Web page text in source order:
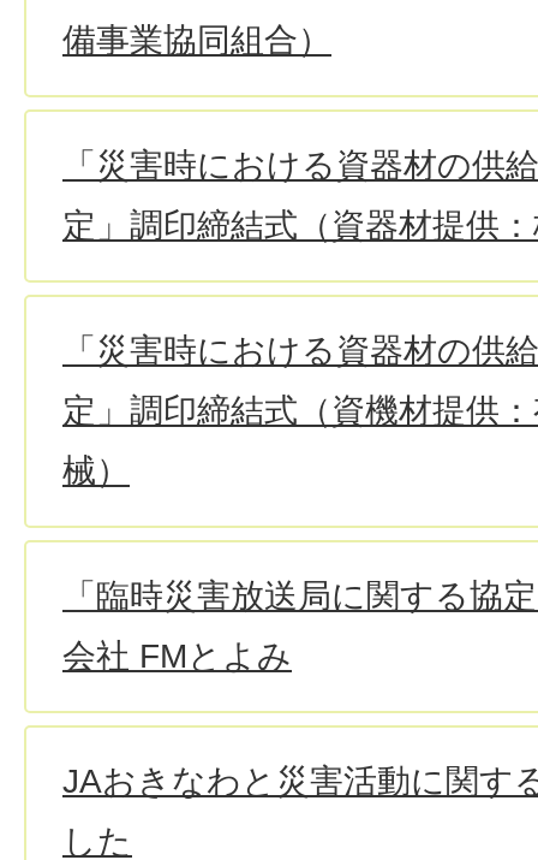
備事業協同組合）
「災害時における資器材の供
定」調印締結式（資器材提供
「災害時における資器材の供
定」調印締結式（資機材提供
械）
「臨時災害放送局に関する協
会社 FMとよみ
JAおきなわと災害活動に関す
した